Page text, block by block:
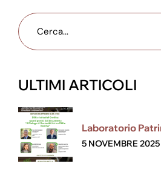
ULTIMI ARTICOLI
Laboratorio
5 NOVEMBRE 2025